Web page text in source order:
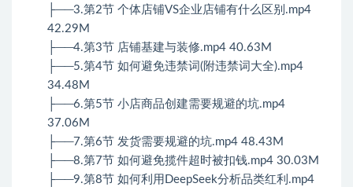
├──3.第2节 个体店铺VS企业店铺有什么区别.mp4
42.29M
├──4.第3节 店铺基建与装修.mp4 40.63M
├──5.第4节 如何避免违禁词(附违禁词大全).mp4
34.48M
├──6.第5节 小店商品创建需要规避的坑.mp4
37.06M
├──7.第6节 发货需要规避的坑.mp4 48.43M
├──8.第7节 如何避免揽件超时被扣钱.mp4 30.03M
├──9.第8节 如何利用DeepSeek分析品类红利.mp4